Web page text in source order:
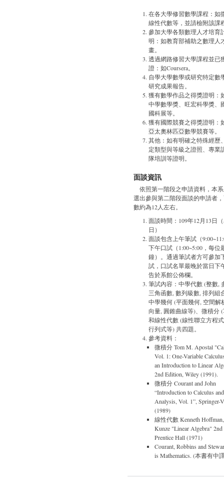
在各大學修習數學課程：如
線性代數等，並請檢附該課
參加大學各類數理人才培育
明：如教育部補助之數理人
畫。
透過網路修習大學課程並已
證：如Coursera。
自學大學數學或研究特定數
研究成果報告。
獲有數學作品之得獎證明：
中學數學獎、旺宏科學獎、
國科展等。
獲有國際競賽之得獎證明：
亞太奧林匹亞數學競賽等。
其他：如有明確之特殊經歷
定類型與等級之證照、專業
隊培訓等證明。
面談資訊
依照第一階段之申請資料，本
選出參與第二階段面談的申請者
數約為12人左右。
面談時間：109年12月13日
日）
面談包含上午筆試（
下午口試（1:00~5:00，每位
鐘）。通過筆試者方可參加
試，口試名單最晚於當日下
告於系館公佈欄。
筆試內容：中學代數 (整數,
三角函數, 數列級數, 排列組
中學幾何 (平面幾何, 空間解
向量, 圓錐曲線等)、微積分
和線性代數 (線性聯立方程
行列式等) 共四題。
參考資料：
微積分 Tom M. Apostal
Vol. 1: One-Variable
an Introduction to Linear
2nd Edition, Wiley (1991).
微積分 Courant and John
“Introduction to Calculus and
Analysis, Vol. 1”, Springer-
(1989)
線性代數 Kenneth
Kunze "Linear Algebra"
Prentice Hall (1971)
Courant, Robbins and
is Mathematics. (本書有中